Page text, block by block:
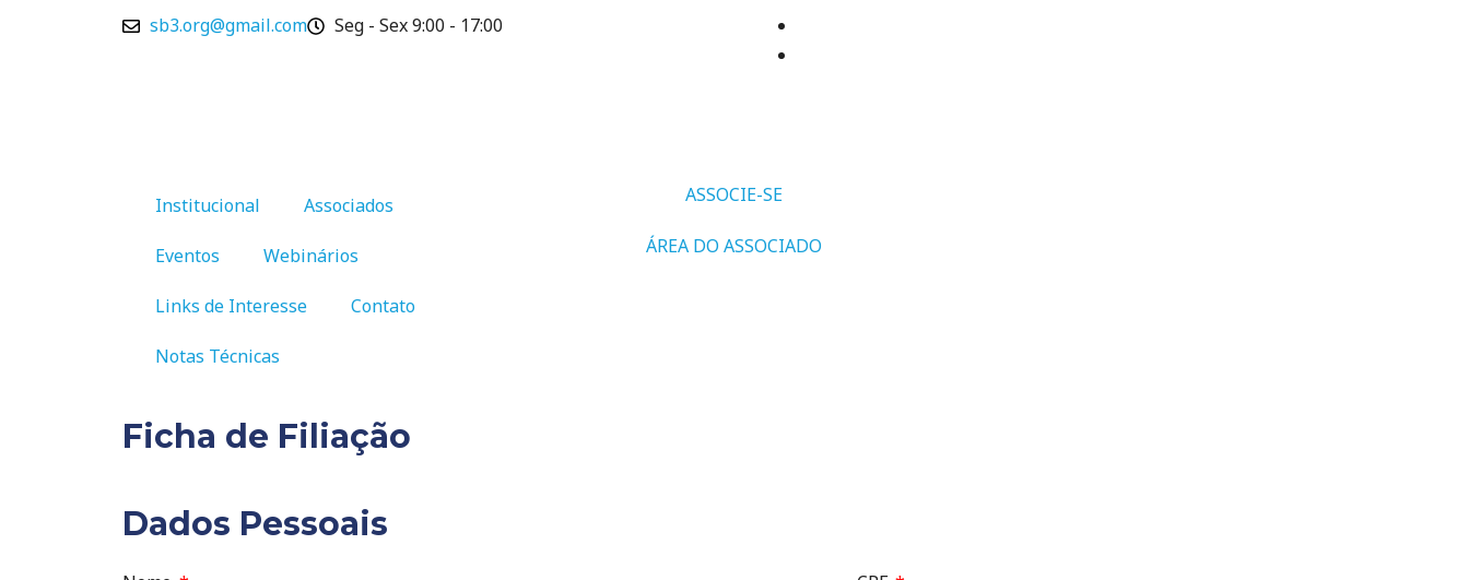
sb3.org@gmail.com Seg - Sex 9:00 - 17:00
Institucional Associados
Eventos Webinários
Links de Interesse Contato
Notas Técnicas
ASSOCIE-SE
ÁREA DO ASSOCIADO
Ficha de Filiação
Dados Pessoais